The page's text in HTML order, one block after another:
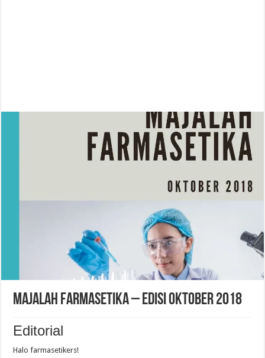
Majalah Farmasetika – Edisi Oktober 2018
Editorial
Halo farmasetikers!